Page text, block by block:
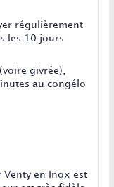
régulièrement
les 10 jours
givrée),
au congélo
Venty en Inox est